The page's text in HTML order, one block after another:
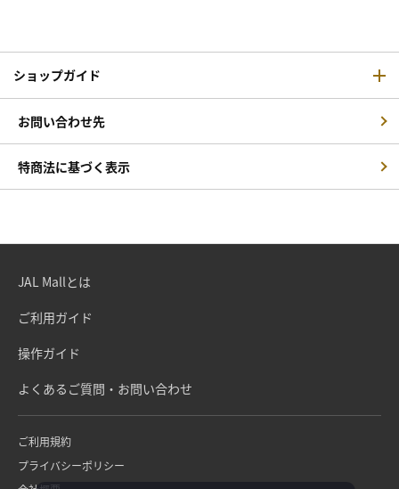
ショップガイド
お問い合わせ先
特商法に基づく表示
JAL Mallとは
ご利用ガイド
操作ガイド
よくあるご質問・お問い合わせ
ご利用規約
プライバシーポリシー